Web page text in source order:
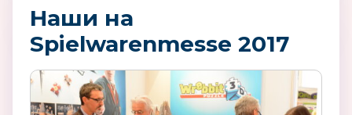
Наши на
Spielwarenmesse 2017